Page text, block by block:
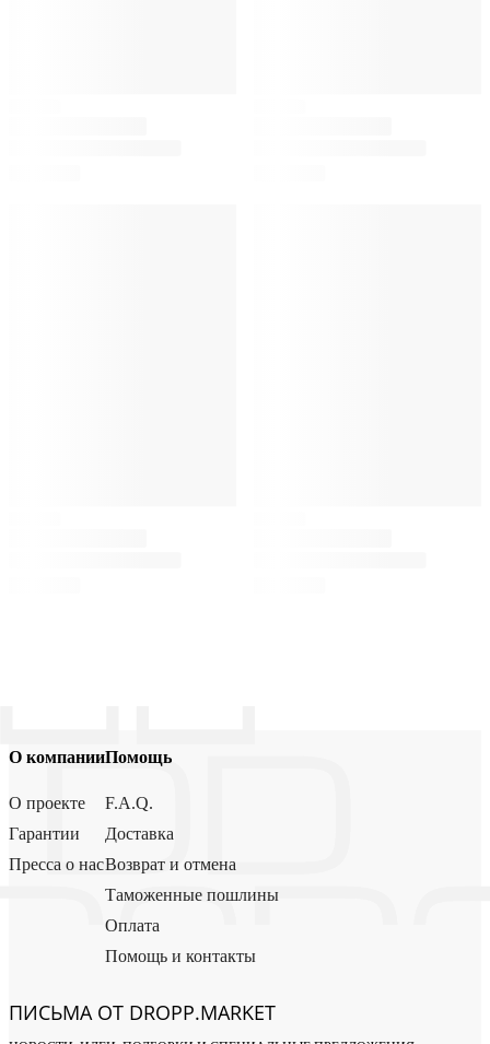
О компании
О проекте
Гарантии
Пресса о нас
Помощь
F.A.Q.
Доставка
Возврат и отмена
Таможенные пошлины
Оплата
Помощь и контакты
ПИСЬМА ОТ DROPP.MARKET